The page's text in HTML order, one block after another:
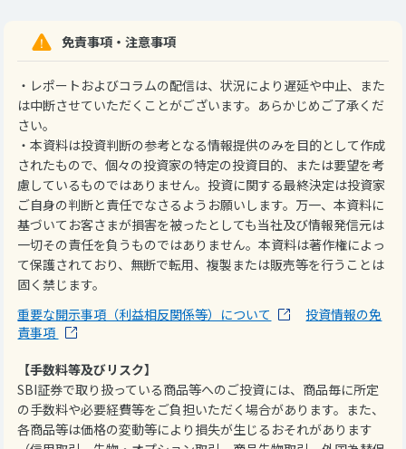
免責事項・注意事項
・レポートおよびコラムの配信は、状況により遅延や中止、また
は中断させていただくことがございます。あらかじめご了承くだ
さい。
・本資料は投資判断の参考となる情報提供のみを目的として作成
されたもので、個々の投資家の特定の投資目的、または要望を考
慮しているものではありません。投資に関する最終決定は投資家
ご自身の判断と責任でなさるようお願いします。万一、本資料に
基づいてお客さまが損害を被ったとしても当社及び情報発信元は
一切その責任を負うものではありません。本資料は著作権によっ
て保護されており、無断で転用、複製または販売等を行うことは
固く禁じます。
重要な開示事項（利益相反関係等）について
投資情報の免
責事項
【手数料等及びリスク】
SBI証券で取り扱っている商品等へのご投資には、商品毎に所定
の手数料や必要経費等をご負担いただく場合があります。また、
各商品等は価格の変動等により損失が生じるおそれがあります